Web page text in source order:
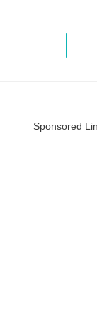
Sponsored